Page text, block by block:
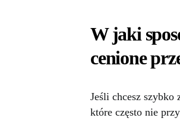
W jaki
cenione
Jeśli chcesz szybko
które często nie